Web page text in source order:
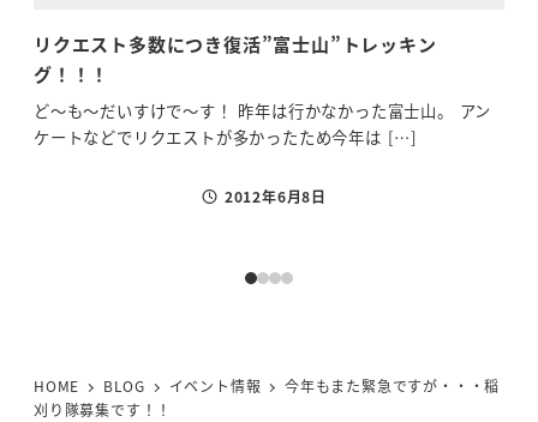
リクエスト多数につき復活”富士山”トレッキン
グ！！！
ど～も～だいすけで～す！ 昨年は行かなかった富士山。 アン
ケートなどでリクエストが多かったため今年は […]
投稿日2012年6月8日
HOME BLOG イベント情報
今年もまた緊急ですが・・・稲
刈り隊募集です！！